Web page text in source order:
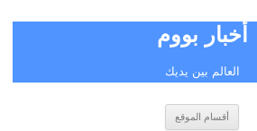
أخبار بووم
العالم بين يديك
أقسام الموقع